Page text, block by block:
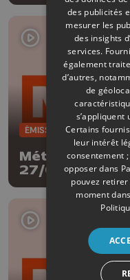
ÉMISSIONS
Météo Edition
27/07/2026
des publicités
mesurer les
des insights
services.
également
d’autres,
de
s’appliquent
Certains
leur intérêt
consentement
opposer dans
pouvez
moment dans